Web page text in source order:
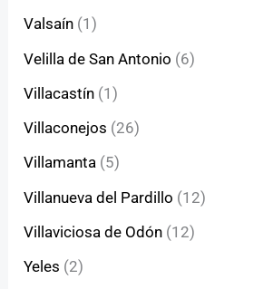
Valsaín (1)
Velilla de San Antonio (6)
Villacastín (1)
Villaconejos (26)
Villamanta (5)
Villanueva del Pardillo (12)
Villaviciosa de Odón (12)
Yeles (2)